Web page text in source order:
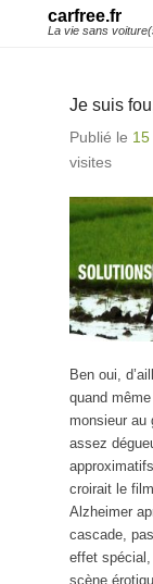
carfree.fr
La vie sans
Je suis
Publié le
visites
Ben oui,
quand
monsieur au
assez
croirait le
Alzheimer
cascade,
effet
scène